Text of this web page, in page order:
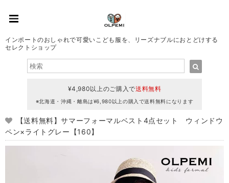
インポートのおしゃれで可愛いこども服を、リーズナブルにおとどけする
セレクトショップ
¥4,980以上のご購入で送料無料
※北海道・沖縄・離島は¥6,980以上の購入で送料無料になります
【送料無料】サマーフォーマルベスト4点セット ウィンドウ
ペン×ライトグレー【160】